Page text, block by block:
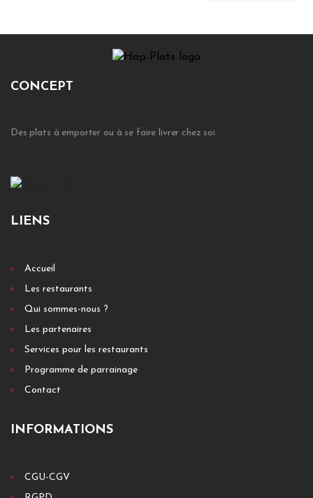
CONCEPT
Des plats à emporter ou à se faire livrer chez soi
LIENS
Accueil
Les restaurants
Qui sommes-nous ?
Les partenaires
Services pour les restaurants
Programme de parrainage
Contact
INFORMATIONS
CGU-CGV